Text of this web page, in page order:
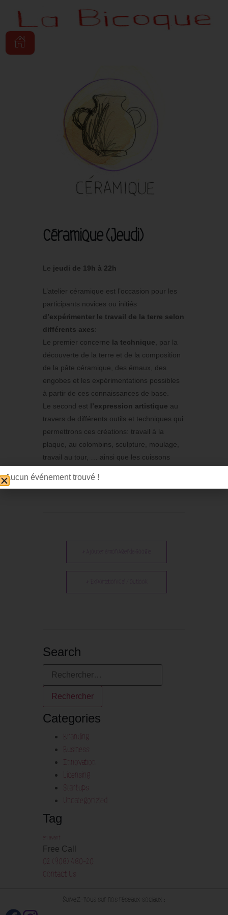
Céramique (Jeudi)
Le jeudi de 19h à 22h
L’atelier céramique est l’occasion pour les
participants novices ou initiés
d’expérimenter le travail de la terre selon
différents axes
Le premier concerne la technique , par la
découverte de la terre et de la composition
de la pâte céramique, des émaux, des
engobes et les expérimentations possibles
à partir de ces connaissances de base.
Le second est l’expression artistique au
travers de différents outils et techniques qui
permettrons ces créations: travail à la
plaque, au colombins, sculpture, moulage,
travail au tour, … ainsi que les cuissons
+ Ajouter à mon Agenda Google
Search
Categories
Branding
Business
Innovation
Licensing
Startups
Uncategorized
Tag
en avant
Free Call
02 (908) 480-20
Contact Us
Suivez-nous sur nos réseaux sociaux :
Aucun événement trouvé !